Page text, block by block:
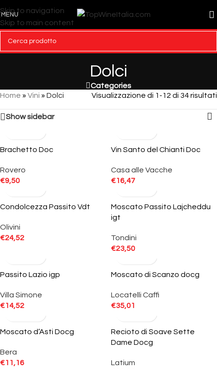
Skip to navigation
Skip to main content
MENU
Dolci
Categories
Home » Vini » Dolci Visualizzazione di 1-12 di 34 risultati
Show sidebar
Brachetto Doc
Rovero
€9,50
Vin Santo del Chianti Doc
Casa alle Vacche
€16,47
Condolcezza Passito Vdt
Olivini
€24,52
Moscato Passito Lajcheddu
igt
Tondini
€23,50
Passito Lazio igp
Villa Simone
€14,52
Moscato di Scanzo docg
Locatelli Caffi
€35,01
Moscato d’Asti Docg
Bera
€11,16
Recioto di Soave Sette
Dame Docg
Latium